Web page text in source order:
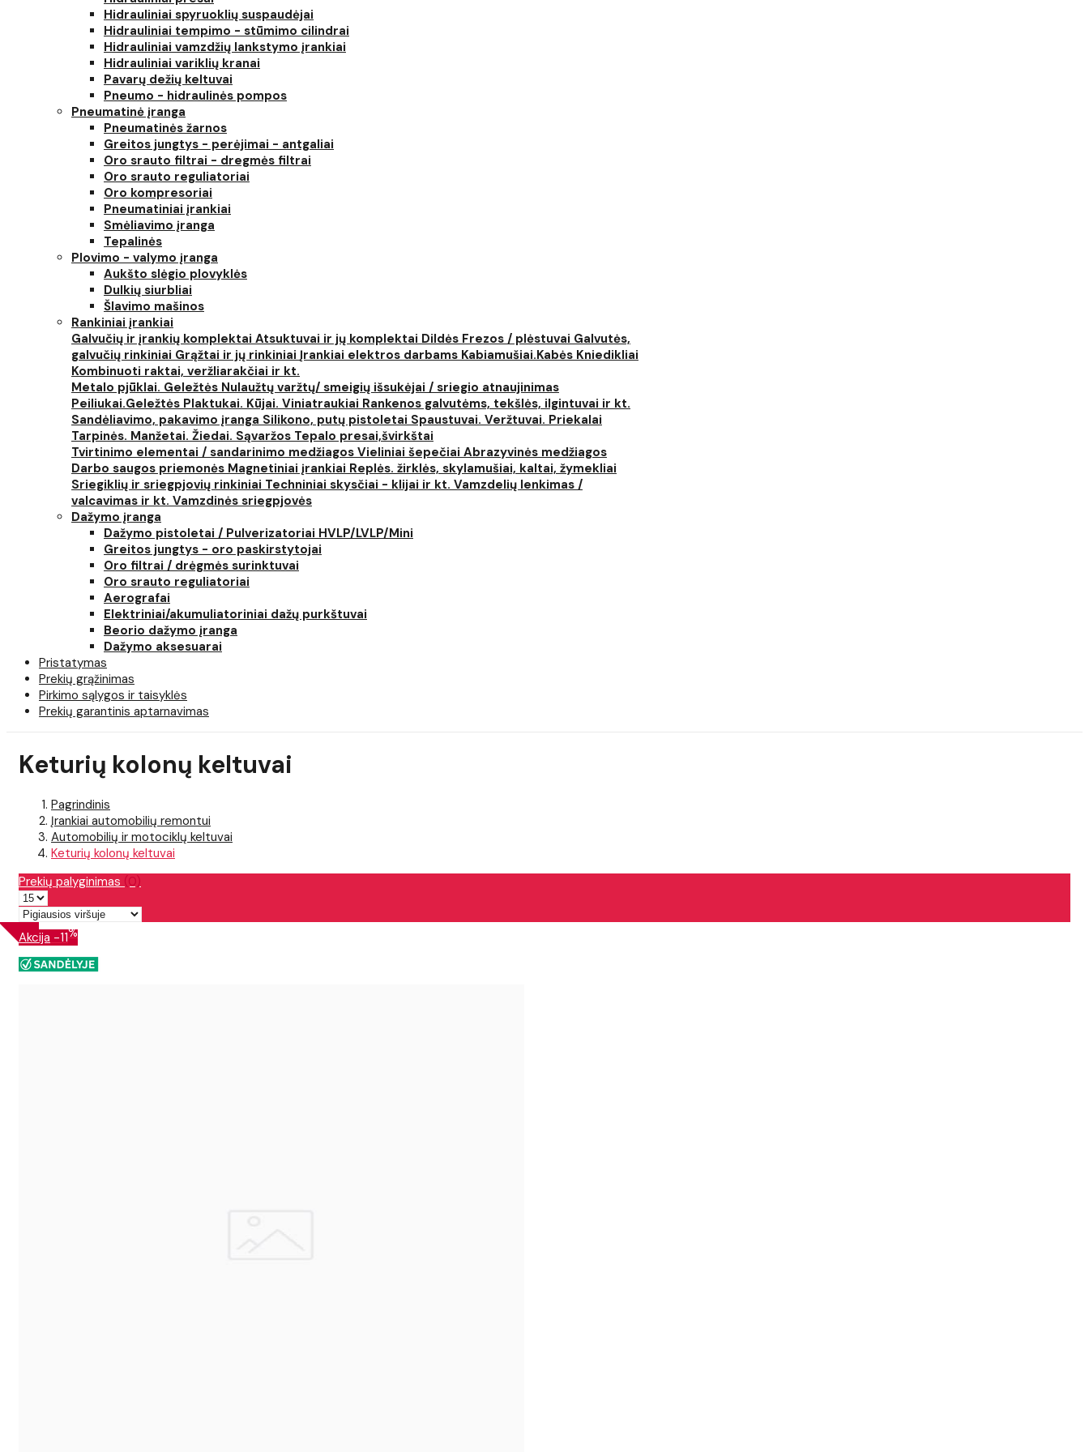
Hidrauliniai spyruoklių suspaudėjai
Hidrauliniai tempimo - stūmimo cilindrai
Hidrauliniai vamzdžių lankstymo įrankiai
Hidrauliniai variklių kranai
Pavarų dežių keltuvai
Pneumo - hidraulinės pompos
Pneumatinė įranga
Pneumatinės žarnos
Greitos jungtys - perėjimai - antgaliai
Oro srauto filtrai - dregmės filtrai
Oro srauto reguliatoriai
Oro kompresoriai
Pneumatiniai įrankiai
Smėliavimo įranga
Tepalinės
Plovimo - valymo įranga
Aukšto slėgio plovyklės
Dulkių siurbliai
Šlavimo mašinos
Rankiniai įrankiai
Galvučių ir įrankių komplektai Atsuktuvai ir jų komplektai Dildės Frezos / plėstuvai Galvutės,
galvučių rinkiniai Grąžtai ir jų rinkiniai Įrankiai elektros darbams Kabiamušiai.Kabės Kniedikliai
Kombinuoti raktai, veržliarakčiai ir kt.
Metalo pjūklai. Geležtės Nulaužtų varžtų/ smeigių išsukėjai / sriegio atnaujinimas
Peiliukai.Geležtės Plaktukai. Kūjai. Viniatraukiai Rankenos galvutėms, tekšlės, ilgintuvai ir kt.
Sandėliavimo, pakavimo įranga Silikono, putų pistoletai Spaustuvai. Veržtuvai. Priekalai
Tarpinės. Manžetai. Žiedai. Sąvaržos Tepalo presai,švirkštai
Tvirtinimo elementai / sandarinimo medžiagos Vieliniai šepečiai Abrazyvinės medžiagos
Darbo saugos priemonės Magnetiniai įrankiai Replės. žirklės, skylamušiai, kaltai, žymekliai
Sriegiklių ir sriegpjovių rinkiniai Techniniai skysčiai - klijai ir kt. Vamzdelių lenkimas /
valcavimas ir kt. Vamzdinės sriegpjovės
Dažymo įranga
Dažymo pistoletai / Pulverizatoriai HVLP/LVLP/Mini
Greitos jungtys - oro paskirstytojai
Oro filtrai / drėgmės surinktuvai
Oro srauto reguliatoriai
Aerografai
Elektriniai/akumuliatoriniai dažų purkštuvai
Beorio dažymo įranga
Dažymo aksesuarai
Pristatymas
Prekių grąžinimas
Pirkimo sąlygos ir taisyklės
Prekių garantinis aptarnavimas
Keturių kolonų keltuvai
Pagrindinis
Įrankiai automobilių remontui
Automobilių ir motociklų keltuvai
Keturių kolonų keltuvai
Prekių palyginimas (0)
Akcija -11%